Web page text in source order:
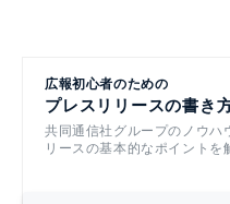
広報初心者のための
プレスリリースの書き
共同通信社グループのノウハ
リースの基本的なポイントを